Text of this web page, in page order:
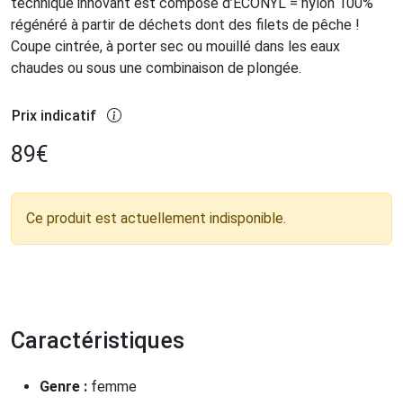
technique innovant est composé d’ECONYL = nylon 100%
régénéré à partir de déchets dont des filets de pêche !
Coupe cintrée, à porter sec ou mouillé dans les eaux
chaudes ou sous une combinaison de plongée.
Prix indicatif
89€
Ce produit est actuellement indisponible.
Caractéristiques
Genre : femme